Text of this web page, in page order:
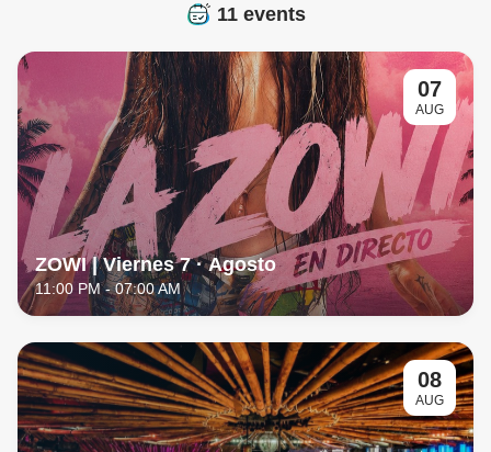
11 events
07
AUG
ZOWI | Viernes 7 · Agosto
11:00 PM- 07:00 AM
08
AUG